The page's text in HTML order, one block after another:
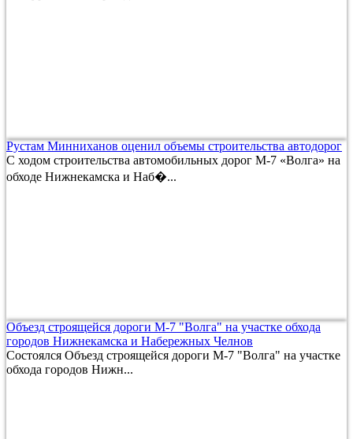
Рустам Минниханов оценил объемы строительства автодорог
С ходом строительства автомобильных дорог М-7 «Волга» на
обходе Нижнекамска и Наб�...
Объезд строящейся дороги М-7 "Волга" на участке обхода
городов Нижнекамска и Набережных Челнов
Состоялся Объезд строящейся дороги М-7 "Волга" на участке
обхода городов Нижн...